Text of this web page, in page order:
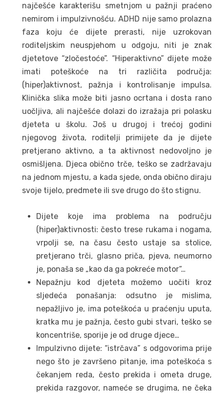
najčešće karakterišu smetnjom u pažnji praćeno
nemirom i impulzivnošću. ADHD nije samo prolazna
faza koju će dijete prerasti, nije uzrokovan
roditeljskim neuspjehom u odgoju, niti je znak
djetetove “zločestoće”. “Hiperaktivno” dijete može
imati poteškoće na tri različita područja:
(hiper)aktivnost, pažnja i kontrolisanje impulsa.
Klinička slika može biti jasno ocrtana i dosta rano
uočljiva, ali najčešće dolazi do izražaja pri polasku
djeteta u školu. Još u drugoj i trećoj godini
njegovog života, roditelji primijete da je dijete
pretjerano aktivno, a ta aktivnost nedovoljno je
osmišljena. Djeca obično trče, teško se zadržavaju
na jednom mjestu, a kada sjede, onda obično diraju
svoje tijelo, predmete ili sve drugo do što stignu.
Dijete koje ima problema na području
(hiper)aktivnosti: često trese rukama i nogama,
vrpolji se, na času često ustaje sa stolice,
pretjerano trči, glasno priča, pjeva, neumorno
je, ponaša se „kao da ga pokreće motor“…
Nepažnju kod djeteta možemo uočiti kroz
sljedeća ponašanja: odsutno je mislima,
nepažljivo je, ima poteškoća u praćenju uputa,
kratka mu je pažnja, često gubi stvari, teško se
koncentriše, sporije je od druge djece…
Impulzivno dijete: “istrčava” s odgovorima prije
nego što je završeno pitanje, ima poteškoća s
čekanjem reda, često prekida i ometa druge,
prekida razgovor, nameće se drugima, ne čeka